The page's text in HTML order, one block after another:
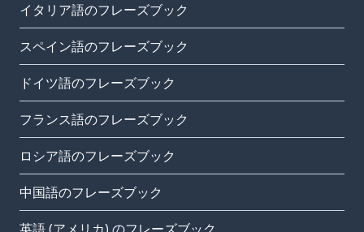
イタリア語のフレーズブック
スペイン語のフレーズブック
ドイツ語のフレーズブック
フランス語のフレーズブック
ロシア語のフレーズブック
中国語のフレーズブック